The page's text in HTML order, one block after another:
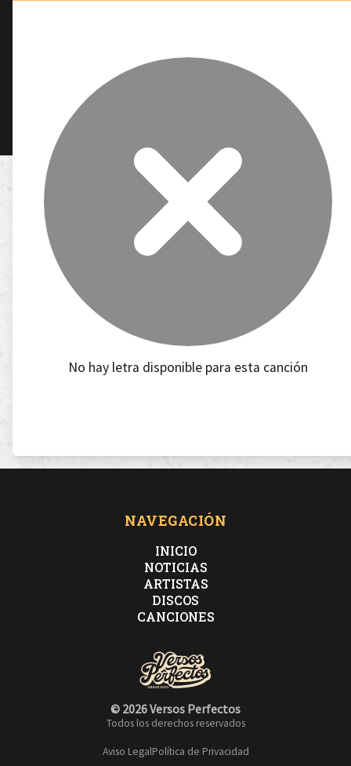
No hay letra disponible para esta canción
NAVEGACIÓN
INICIO
NOTICIAS
ARTISTAS
DISCOS
CANCIONES
© 2026 Versos Perfectos
Todos los derechos reservados
Aviso LegalPolítica de Privacidad